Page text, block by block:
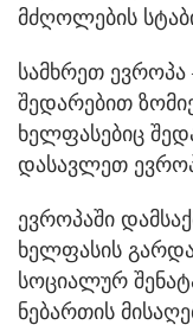
მძღოლების
სამხრეთ ევროპა
შედარებით
ხელფასებიც
დასავლეთ
ევროპაში
ხელფასის გარდა
სოციალურ
ნებართის